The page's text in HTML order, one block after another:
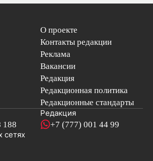
О проекте
Контакты редакции
Реклама
Вакансии
Редакция
Редакционная политика
Редакционные стандарты
188
Редакция
+7 (777) 001 44 99
сетях